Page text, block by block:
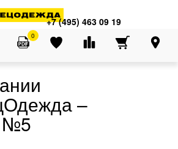
+7 (495) 463 09 19
+7 (495) 463 09 19
0
Блог
–
№5